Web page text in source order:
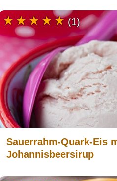
Sauerrahm-Quark-Eis
Johannisbeersirup
(1)